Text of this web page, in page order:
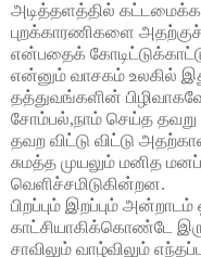
அடித்தளத்தில்
புறக்காரணிகளை
என்பதைக்
என்னும் வாசகம் உலகில்
தத்துவங்களின்
சோம்பல்,நாம் செய்த
தவற விட்டு விட்டு
சுமத்த முயலும் மனித
வெளிச்சமிடுகின்றன.
பிறப்பும் இறப்பும்
காட்சியாகிக்கொண்டே
சாவிலும் வாழ்விலும்